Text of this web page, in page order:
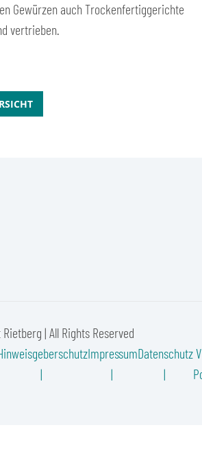
Gewürzen auch Trockenfertiggerichte
vertrieben.
| All Rights Reserved
ImpressumDatenschutz